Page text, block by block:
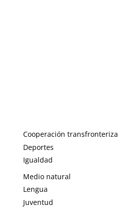
Cooperación transfronteriza
Deportes
Igualdad
Medio natural
Lengua
Juventud